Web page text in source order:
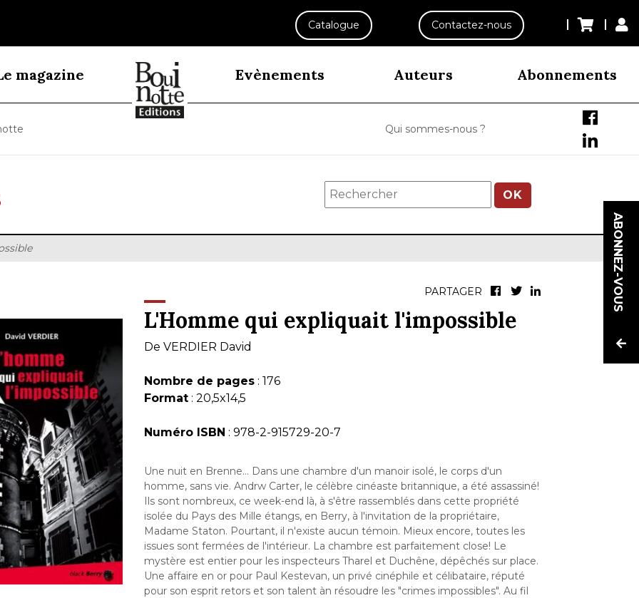
Catalogue Contactez-nous
magazine Evènements Auteurs Abonnements
Qui sommes-nous ?
OK
ABONNEZ-VOUS
L'Homme qui expliquait l'impossible
DeVERDIER David
Nombre de pages : 176
Format : 20,5x14,5
Numéro ISBN : 978-2-915729-20-7
PARTAGER
Une nuit en Brenne… Dans une chambre d'un manoir isolé, le corps d'un
homme, sans vie. Andrw Carter, le célèbre cinéaste britannique, a été assassiné!
Ils sont nombreux, ce week-end là, à s'être rassemblés dans cette propriété
isolée du Pays des Mille étangs, en Berry, à l'invitation de la propriétaire,
Madame Staton. Pourtant, il n'existe aucun témoin. Mieux encore, toutes les
issues sont fermées de l'intérieur. La chambre est parfaitement close! Le
mystère est entier pour les inspecteurs Tharel et Duchêne, dépêchés sur place.
Une affaire en or pour Paul Kestevan, un privé cinéphile et célibataire, réputé
pour son esprit retors et son talent àn résoudre les "crimes impossibles". Au fil